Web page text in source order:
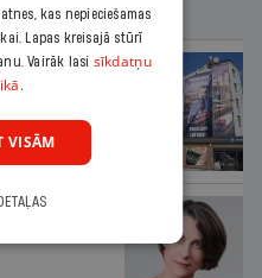
par
kas nepieciešamas
Lapas kreisajā stūrī
Vairāk lasi sīkdatņu
VISĀM